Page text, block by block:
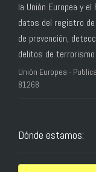
la Unión Europea y
datos del registro
de prevención,
delitos de
Unión Europea -
81268
Dónde estamos: